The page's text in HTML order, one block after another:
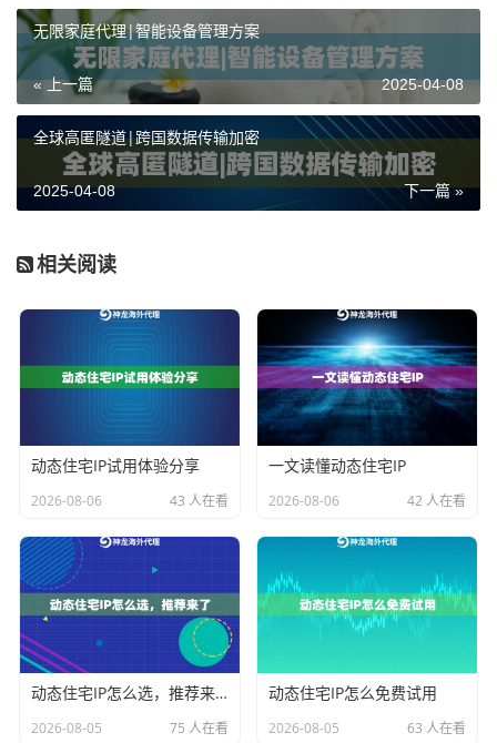
制。经技术团队排查，问题根源在于其代理IP被识别为
数据中心IP。
通过对比测试发现：
代理类型 加载速度
验证触发率
普通数据中心IP
2.3秒 6%
问题。其技术原理是将用户请求通过加密隧道传输至当
地运营商网关，再由实体宽带设备完成最终访问，确保
每个IP都具有真实的宽带网络标签。
三步搭建高可信代理环境
第一步：选择终端接入位置
根据业务需求选择目标地区，例如需要北美住宅IP就选
择对应城市节点。神龙海外代理IP覆盖全球200+城市，
支持按邮编级精度定位。
第二步：建立加密隧道连接
无限家庭代理|智能设备管理方案
« 上一篇 2025-04-08
全球高匿隧道|跨国数据传输加密
下一篇 »
2025-04-08
相关阅读
动态住宅IP试用体验分享
2026-08-06 43 人在看
一文读懂动态住宅IP
2026-08-06 42 人在看
动态住宅IP怎么选，推荐来了
2026-08-05 75 人在看
动态住宅IP怎么免费试用
2026-08-05 63 人在看